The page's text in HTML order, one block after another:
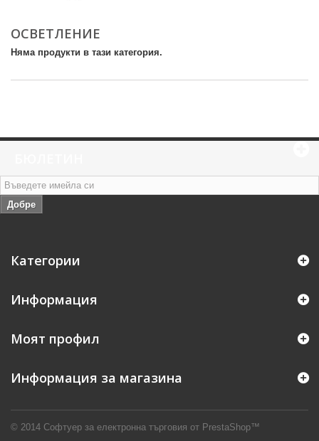
ОСВЕТЛЕНИЕ
Няма продукти в тази категория.
Добре
Категории
Информация
© 2014 Софтуер за електронна търговия от PrestaShop™
Моят профил
Информация за магазина